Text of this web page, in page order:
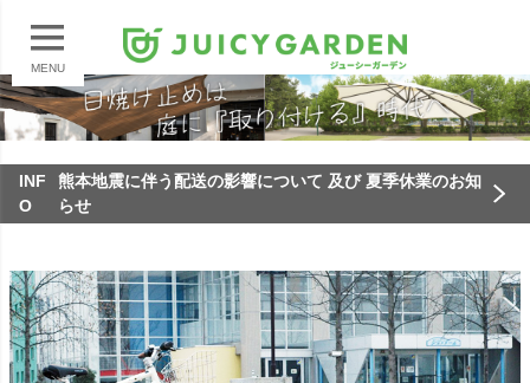
MENU
INF
O
熊本地震に伴う配送の影響について 及び 夏季休業のお知
らせ